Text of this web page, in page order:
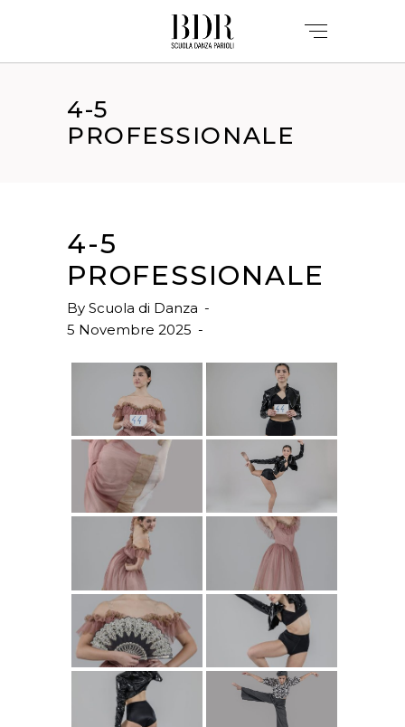
4-5
PROFESSIONALE
4-5
PROFESSIONALE
By Scuola di Danza
5 Novembre 2025